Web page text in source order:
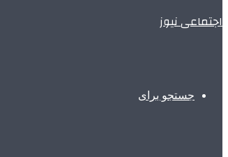
اجتماعی نیوز
جستجو برای